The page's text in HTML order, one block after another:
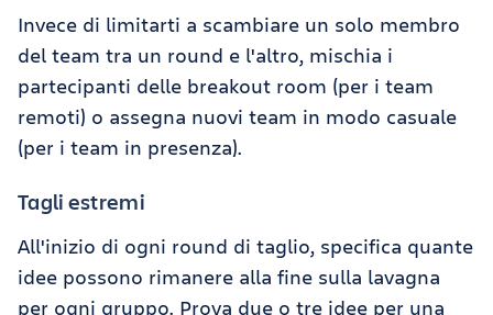
Invece di limitarti a scambiare un solo membro
del team tra un round e l'altro, mischia i
partecipanti delle breakout room (per i team
remoti) o assegna nuovi team in modo casuale
(per i team in presenza).
Tagli estremi
All'inizio di ogni round di taglio, specifica quante
idee possono rimanere alla fine sulla lavagna
per ogni gruppo. Prova due o tre idee per una